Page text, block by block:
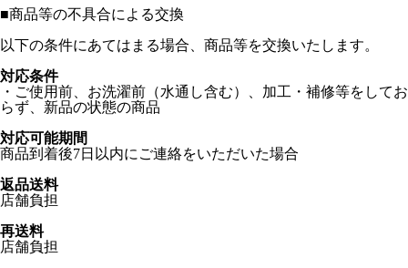
■商品等の不具合による交換
以下の条件にあてはまる場合、商品等を交換いたします。
対応条件
・ご使用前、お洗濯前（水通し含む）、加工・補修等をしてお
らず、新品の状態の商品
対応可能期間
商品到着後7日以内にご連絡をいただいた場合
返品送料
店舗負担
再送料
店舗負担